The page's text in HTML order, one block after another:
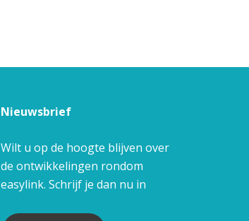
Nieuwsbrief
Wilt u op de hoogte blijven over
de ontwikkelingen rondom
easylink. Schrijf je dan nu in